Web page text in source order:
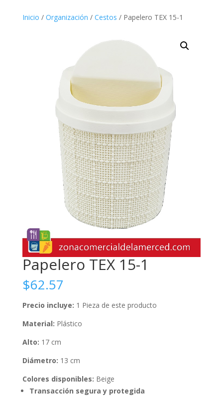
Inicio / Organización / Cestos / Papelero TEX 15-1
Papelero TEX 15-1
$62.57
Precio incluye: 1 Pieza de este producto
Material: Plástico
Alto: 17 cm
Diámetro: 13 cm
Colores disponibles: Beige
Transacción segura y protegida